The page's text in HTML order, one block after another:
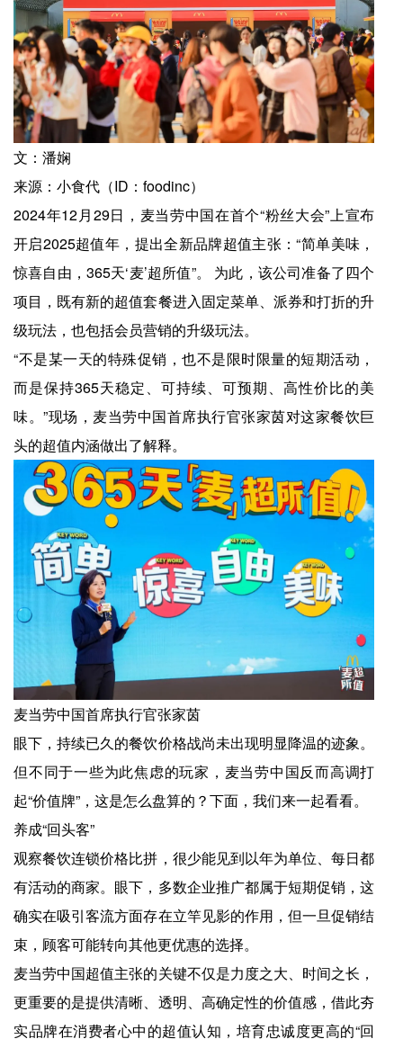
文：潘娴
来源：小食代（ID：foodinc）
2024年12月29日，麦当劳中国在首个“粉丝大会”上宣布
开启2025超值年，提出全新品牌超值主张：“简单美味，
惊喜自由，365天‘麦’超所值”。 为此，该公司准备了四个
项目，既有新的超值套餐进入固定菜单、派券和打折的升
级玩法，也包括会员营销的升级玩法。
“不是某一天的特殊促销，也不是限时限量的短期活动，
而是保持365天稳定、可持续、可预期、高性价比的美
味。”现场，麦当劳中国首席执行官张家茵对这家餐饮巨
头的超值内涵做出了解释。
麦当劳中国首席执行官张家茵
眼下，持续已久的餐饮价格战尚未出现明显降温的迹象。
但不同于一些为此焦虑的玩家，麦当劳中国反而高调打
起“价值牌”，这是怎么盘算的？下面，我们来一起看看。
养成“回头客”
观察餐饮连锁价格比拼，很少能见到以年为单位、每日都
有活动的商家。眼下，多数企业推广都属于短期促销，这
确实在吸引客流方面存在立竿见影的作用，但一旦促销结
束，顾客可能转向其他更优惠的选择。
麦当劳中国超值主张的关键不仅是力度之大、时间之长，
更重要的是提供清晰、透明、高确定性的价值感，借此夯
实品牌在消费者心中的超值认知，培育忠诚度更高的“回